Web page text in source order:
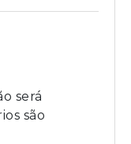
será
são